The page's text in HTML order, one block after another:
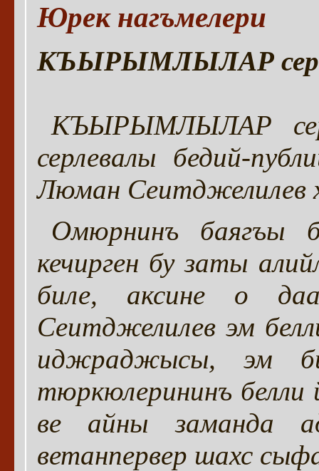
Юрек нагъмелери
КЪЫРЫМЛЫЛАР
КЪЫРЫМЛЫЛАР
серлевалы бедий-
Люман Сеитджелилев
Омюрнинъ баягъы
кечирген бу заты
биле, аксине о
Сеитджелилев эм
иджраджысы, эм
тюркюлерининъ
ве айны заманда
ветанпервер шахс